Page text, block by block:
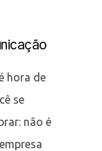
hora de
se
não é